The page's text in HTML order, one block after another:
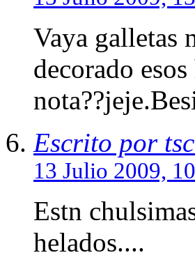
Vaya galletas
decorado
Escrito por tsc
13 Julio 2009,
Estn
helados....